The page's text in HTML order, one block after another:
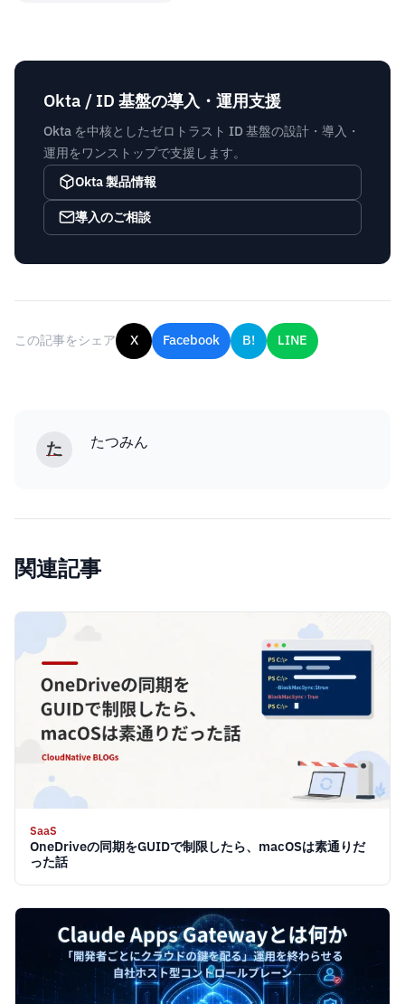
Okta / ID 基盤の導入・運用支援
Okta を中核としたゼロトラスト ID 基盤の設計・導入・
運用をワンストップで支援します。
Okta 製品情報
導入のご相談
この記事をシェア X Facebook B! LINE
た たつみん
関連記事
SaaS
OneDriveの同期をGUIDで制限したら、macOSは素通りだ
った話